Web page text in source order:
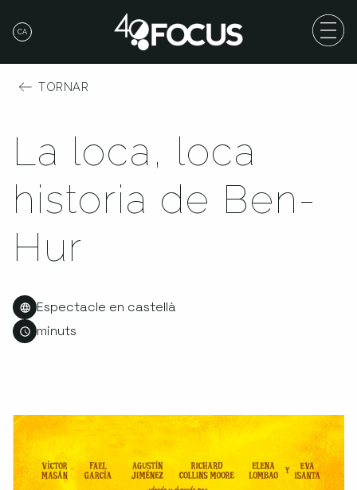
CA
TORNAR
La loca, loca
historia de Ben-
Hur
Espectacle en castellà
minuts